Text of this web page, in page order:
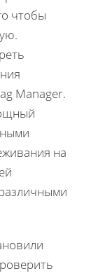
чтобы
Manager.
на